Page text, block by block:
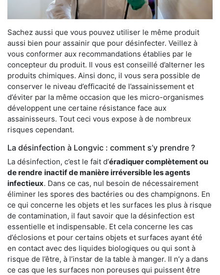
Sachez aussi que vous pouvez utiliser le même produit
aussi bien pour assainir que pour désinfecter. Veillez à
vous conformer aux recommandations établies par le
concepteur du produit. Il vous est conseillé d’alterner les
produits chimiques. Ainsi donc, il vous sera possible de
conserver le niveau d’efficacité de l’assainissement et
d’éviter par la même occasion que les micro-organismes
développent une certaine résistance face aux
assainisseurs. Tout ceci vous expose à de nombreux
risques cependant.
La désinfection à Longvic : comment s’y prendre ?
La désinfection, c’est le fait d’éradiquer complètement ou
de rendre inactif de manière irréversible les agents
infectieux. Dans ce cas, nul besoin de nécessairement
éliminer les spores des bactéries ou des champignons. En
ce qui concerne les objets et les surfaces les plus à risque
de contamination, il faut savoir que la désinfection est
essentielle et indispensable. Et cela concerne les cas
d’éclosions et pour certains objets et surfaces ayant été
en contact avec des liquides biologiques ou qui sont à
risque de l’être, à l’instar de la table à manger. II n’y a dans
ce cas que les surfaces non poreuses qui puissent être